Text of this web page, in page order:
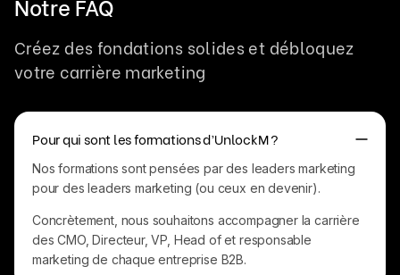
Créez des fondations solides et débloquez
votre carrière marketing
Pour qui sont les formations d’UnlockM ?
Nos formations sont pensées par des leaders marketing
pour des leaders marketing (ou ceux en devenir).
Concrètement, nous souhaitons accompagner la carrière
des CMO, Directeur, VP, Head of et responsable
marketing de chaque entreprise B2B.